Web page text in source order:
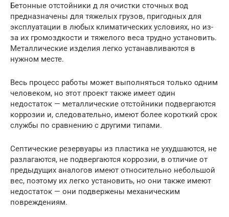
Бетонные отстойники д ля очистки сточных вод
предназначены для тяжелых грузов, пригодных для
эксплуатации в любых климатических условиях, но из-
за их громоздкости и тяжелого веса трудно установить.
Металлические изделия легко устанавливаются в
нужном месте.
Весь процесс работы может выполняться только одним
человеком, но этот проект также имеет один
недостаток — металлические отстойники подвергаются
коррозии и, следовательно, имеют более короткий срок
службы по сравнению с другими типами.
Септические резервуары из пластика не ухудшаются, не
разлагаются, не подвергаются коррозии, в отличие от
предыдущих аналогов имеют относительно небольшой
вес, поэтому их легко установить, но они также имеют
недостаток — они подвержены механическим
повреждениям.